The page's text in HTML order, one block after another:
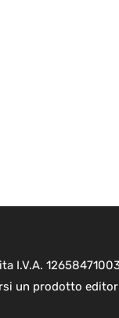
I.V.A.
un prodotto